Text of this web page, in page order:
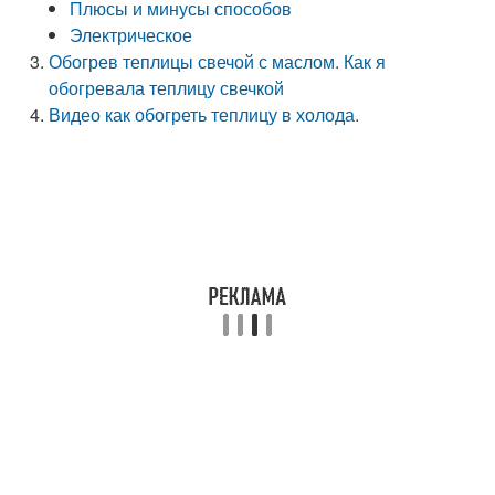
Плюсы и минусы способов
Электрическое
Обогрев теплицы свечой с маслом. Как я
обогревала теплицу свечкой
Видео как обогреть теплицу в холода.